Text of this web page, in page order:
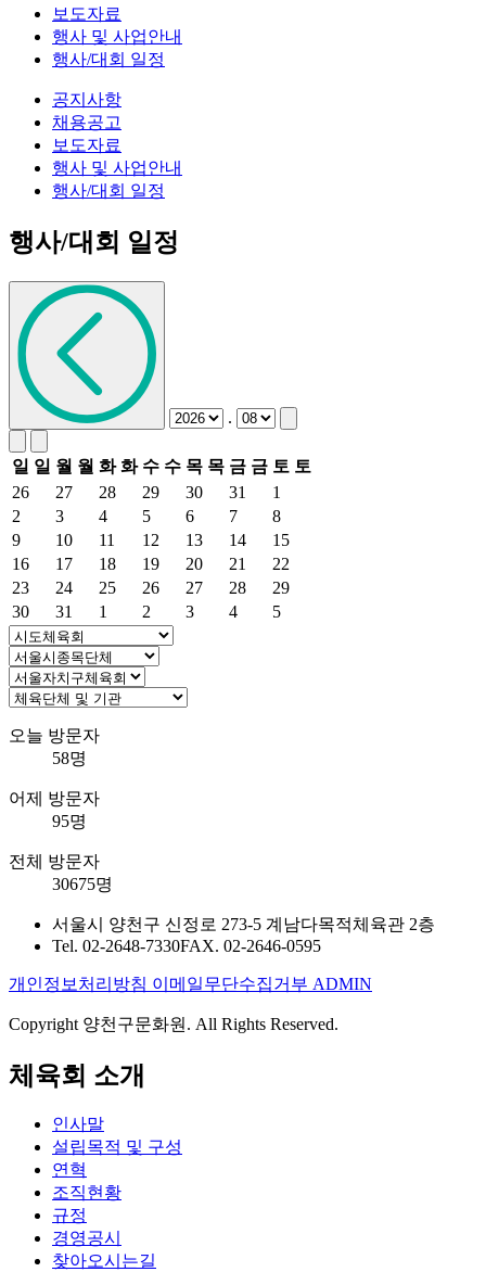
보도자료
행사 및 사업안내
행사/대회 일정
공지사항
채용공고
보도자료
행사 및 사업안내
행사/대회 일정
행사/대회 일정
.
일 일 월 월 화 화 수 수 목 목 금 금 토 토
26
27 28 29 30 31
1
2
3 4 5 6 7
8
9
10 11 12 13 14
15
16
17 18 19 20 21
22
23
24 25 26 27 28
29
30
31 1 2 3 4 5
오늘 방문자
58명
어제 방문자
95명
전체 방문자
30675명
서울시 양천구 신정로 273-5 계남다목적체육관 2층
Tel. 02-2648-7330FAX. 02-2646-0595
개인정보처리방침 이메일무단수집거부 ADMIN
Copyright 양천구문화원. All Rights Reserved.
체육회 소개
인사말
설립목적 및 구성
연혁
조직현황
규정
경영공시
찾아오시는길